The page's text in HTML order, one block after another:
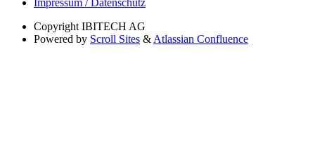
Impressum / Datenschutz
Copyright IBITECH AG
Powered by Scroll Sites & Atlassian Confluence